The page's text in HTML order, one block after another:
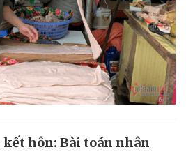
hôn: Bài toán nhân